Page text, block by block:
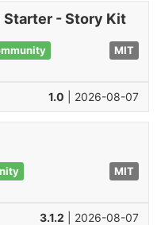
Starter - Story Kit
MIT
1.0 | 2026-08-07
MIT
3.1.2 | 2026-08-07